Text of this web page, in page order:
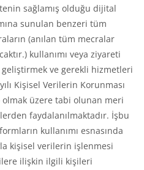
sağlamış olduğu dijital
sunulan benzeri tüm
(anılan tüm mecralar
kullanımı veya ziyareti
geliştirmek ve gerekli hizmetleri
Kişisel Verilerin Korunması
olmak üzere tabi olunan meri
faydalanılmaktadır. İşbu
kullanımı esnasında
kişisel verilerin işlenmesi
ilişkin ilgili kişileri